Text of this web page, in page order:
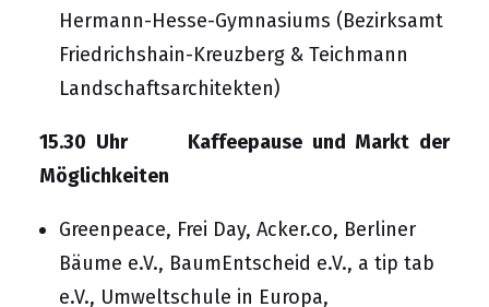
Hermann-Hesse-Gymnasiums (Bezirksamt
Friedrichshain-Kreuzberg & Teichmann
Landschaftsarchitekten)
15.30 Uhr
Kaffeepause und Markt der
Möglichkeiten
Greenpeace, Frei Day, Acker.co, Berliner
Bäume e.V., BaumEntscheid e.V., a tip tab
e.V., Umweltschule in Europa,